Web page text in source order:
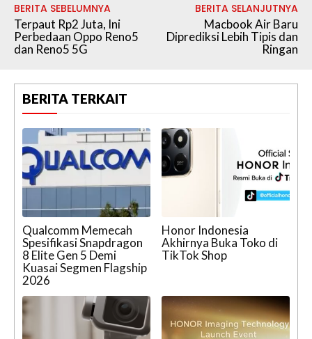
BERITA SEBELUMNYA
Terpaut Rp2 Juta, Ini
Perbedaan Oppo Reno5
dan Reno5 5G
BERITA SELANJUTNYA
Macbook Air Baru
Diprediksi Lebih Tipis dan
Ringan
BERITA TERKAIT
Qualcomm Memecah
Spesifikasi Snapdragon
8 Elite Gen 5 Demi
Kuasai Segmen Flagship
2026
Honor Indonesia
Akhirnya Buka Toko di
TikTok Shop